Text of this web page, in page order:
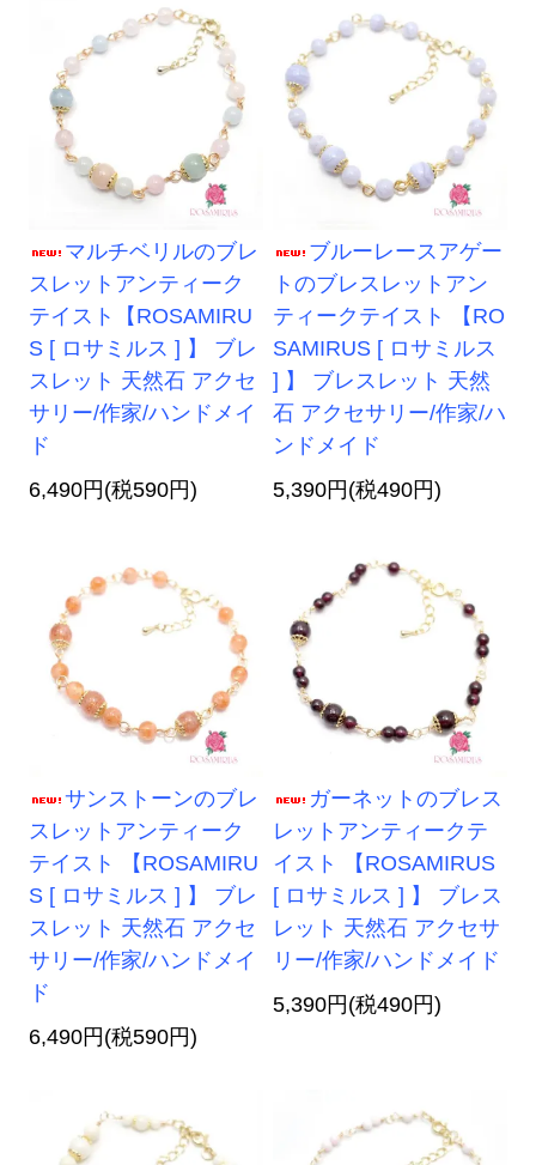
マルチベリルのブレ
スレットアンティーク
テイスト【ROSAMIRU
S [ ロサミルス ] 】 ブレ
スレット 天然石 アクセ
サリー/作家/ハンドメイ
ド
6,490円(税590円)
ブルーレースアゲー
トのブレスレットアン
ティークテイスト 【RO
SAMIRUS [ ロサミルス
] 】 ブレスレット 天然
石 アクセサリー/作家/ハ
ンドメイド
5,390円(税490円)
サンストーンのブレ
スレットアンティーク
テイスト 【ROSAMIRU
S [ ロサミルス ] 】 ブレ
スレット 天然石 アクセ
サリー/作家/ハンドメイ
ド
6,490円(税590円)
ガーネットのブレス
レットアンティークテ
イスト 【ROSAMIRUS
[ ロサミルス ] 】 ブレス
レット 天然石 アクセサ
リー/作家/ハンドメイド
5,390円(税490円)